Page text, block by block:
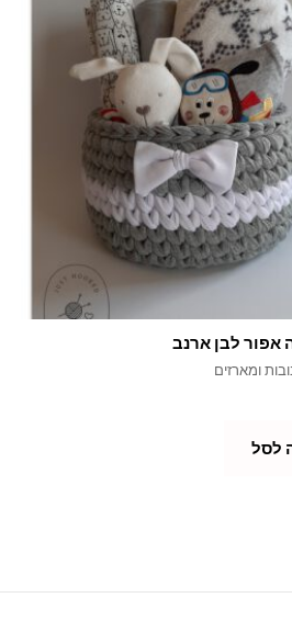
אפור לבן ארנב
ומארזים
לסל